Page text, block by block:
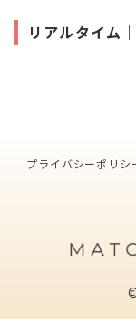
独身証明書や源泉徴
リアルタイム
プライバシーポリシ